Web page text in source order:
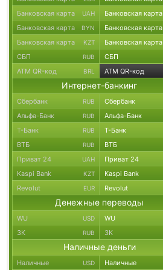
Банковская карта UAH Банковская карта
Банковская карта BYN Банковская карта
Банковская карта KZT Банковская карта
СБП RUB СБП
ATM QR-код BRL ATM QR-код
Интернет-банкинг
Сбербанк RUB Сбербанк
Альфа-Банк RUB Альфа-Банк
Т-Банк RUB Т-Банк
ВТБ RUB ВТБ
Приват 24 UAH Приват 24
Kaspi Bank KZT Kaspi Bank
Revolut EUR Revolut
Денежные переводы
WU USD WU
ЗК RUB ЗК
Наличные деньги
Наличные USD Наличные